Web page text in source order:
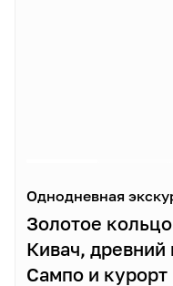
Однодневная
Золотое
Кивач, древний
Сампо и